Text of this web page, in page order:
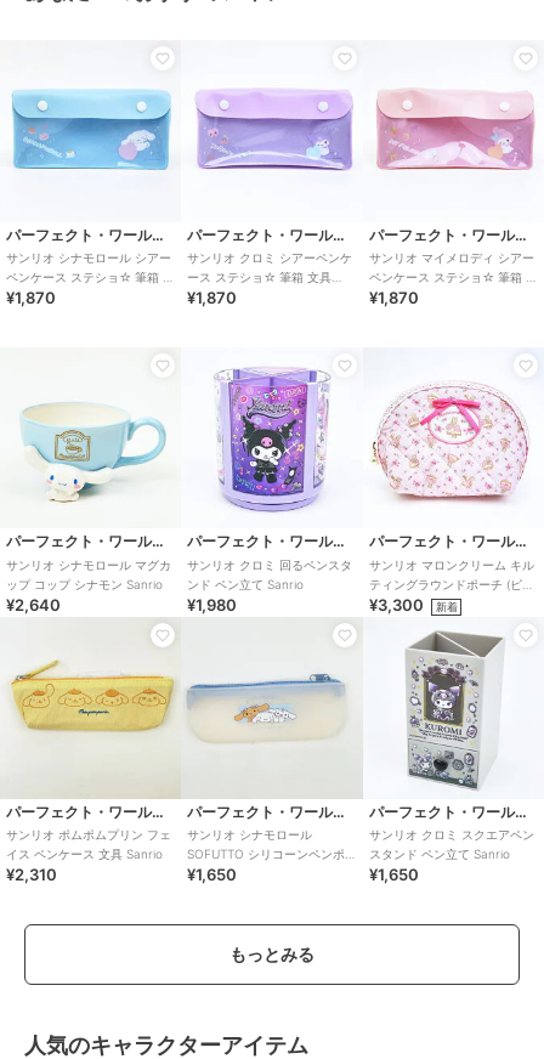
パーフェクト・ワールド・トーキョー
サンリオ シナモロール シアー
ペンケース ステショ☆ 筆箱 文
具 Sanrio
¥1,870
パーフェクト・ワールド・トーキョー
サンリオ クロミ シアーペンケ
ース ステショ☆ 筆箱 文具
Sanrio
¥1,870
パーフェクト・ワールド・トーキョー
サンリオ マイメロディ シアー
ペンケース ステショ☆ 筆箱 文
具 Sanrio
¥1,870
パーフェクト・ワールド・トーキョー
サンリオ シナモロール マグカ
ップ コップ シナモン Sanrio
¥2,640
パーフェクト・ワールド・トーキョー
サンリオ クロミ 回るペンスタ
ンド ペン立て Sanrio
¥1,980
パーフェクト・ワールド・トーキョー
サンリオ マロンクリーム キル
ティングラウンドポーチ (ピン
ク) Sanrio
¥3,300 新着
パーフェクト・ワールド・トーキョー
サンリオ ポムポムプリン フェ
イス ペンケース 文具 Sanrio
¥2,310
パーフェクト・ワールド・トーキョー
サンリオ シナモロール
SOFUTTO シリコーンペンポ
ーチ 文具 シナモン Sanrio
¥1,650
パーフェクト・ワールド・トーキョー
サンリオ クロミ スクエアペン
スタンド ペン立て Sanrio
¥1,650
もっとみる
人気のキャラクターアイテム